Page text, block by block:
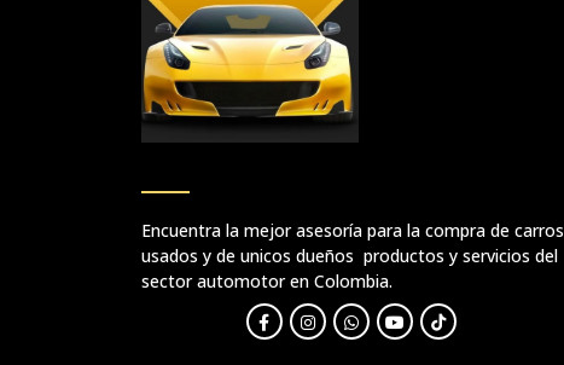
Encuentra la mejor asesoría para la compra de carros
usados y de unicos dueños productos y servicios del
sector automotor en Colombia.